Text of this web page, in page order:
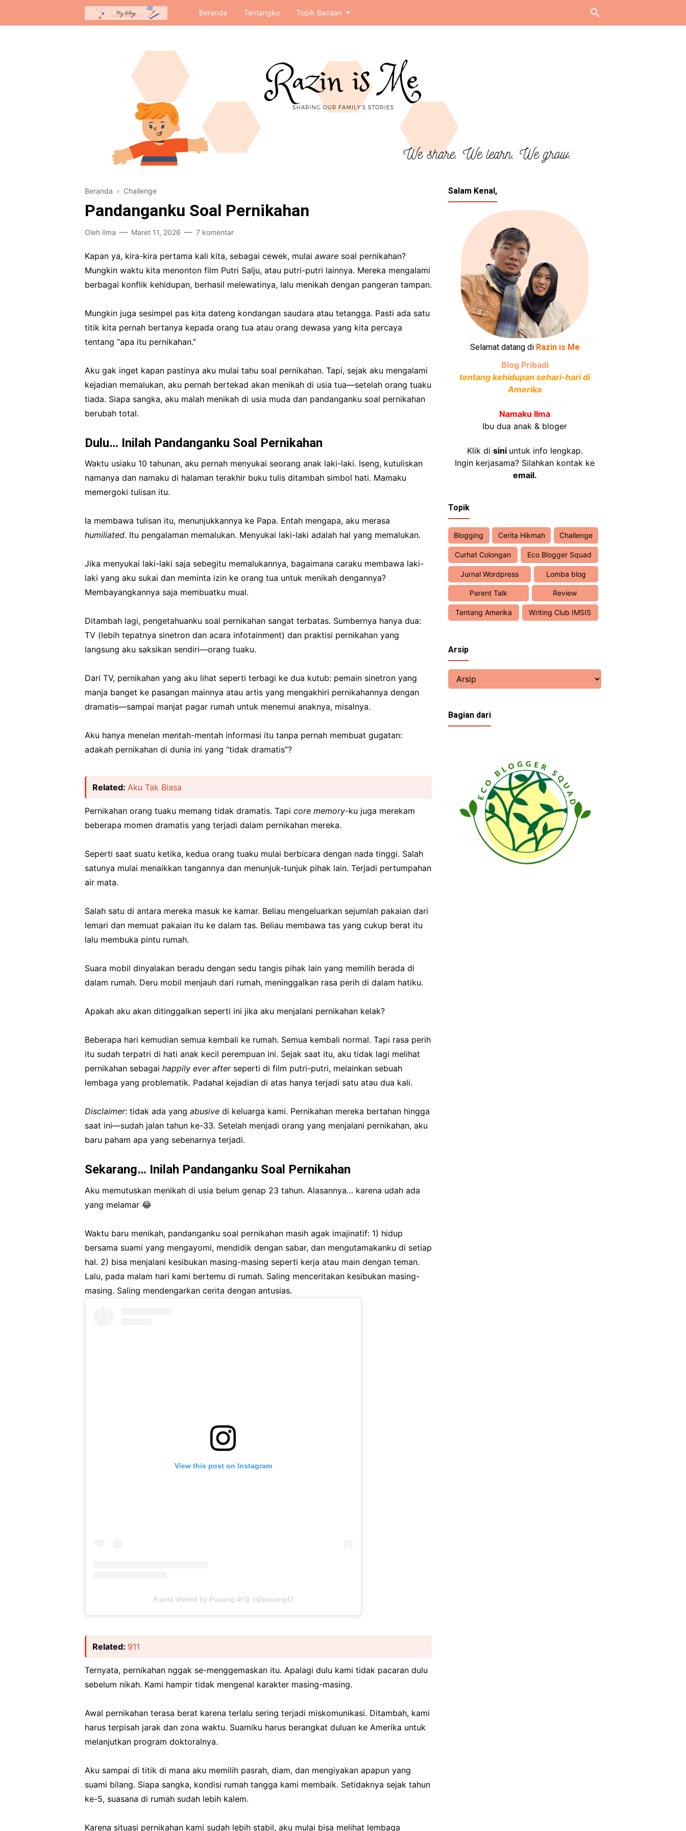
Beranda Tentangku Topik Bacaan
Beranda › Challenge
Pandanganku Soal Pernikahan
Oleh Ilma Maret 11, 2026 7 komentar
Kapan ya, kira-kira pertama kali kita, sebagai cewek, mulai aware soal pernikahan?
Mungkin waktu kita menonton film Putri Salju, atau putri-putri lainnya. Mereka mengalami
berbagai konflik kehidupan, berhasil melewatinya, lalu menikah dengan pangeran tampan.
Mungkin juga sesimpel pas kita dateng kondangan saudara atau tetangga. Pasti ada satu
titik kita pernah bertanya kepada orang tua atau orang dewasa yang kita percaya
tentang “apa itu pernikahan.”
Aku gak inget kapan pastinya aku mulai tahu soal pernikahan. Tapi, sejak aku mengalami
kejadian memalukan, aku pernah bertekad akan menikah di usia tua—setelah orang tuaku
tiada. Siapa sangka, aku malah menikah di usia muda dan pandanganku soal pernikahan
berubah total.
Dulu… Inilah Pandanganku Soal Pernikahan
Waktu usiaku 10 tahunan, aku pernah menyukai seorang anak laki-laki. Iseng, kutuliskan
namanya dan namaku di halaman terakhir buku tulis ditambah simbol hati. Mamaku
memergoki tulisan itu.
Ia membawa tulisan itu, menunjukkannya ke Papa. Entah mengapa, aku merasa
humiliated. Itu pengalaman memalukan. Menyukai laki-laki adalah hal yang memalukan.
Jika menyukai laki-laki saja sebegitu memalukannya, bagaimana caraku membawa laki-
laki yang aku sukai dan meminta izin ke orang tua untuk menikah dengannya?
Membayangkannya saja membuatku mual.
Ditambah lagi, pengetahuanku soal pernikahan sangat terbatas. Sumbernya hanya dua:
TV (lebih tepatnya sinetron dan acara infotainment) dan praktisi pernikahan yang
langsung aku saksikan sendiri—orang tuaku.
Dari TV, pernikahan yang aku lihat seperti terbagi ke dua kutub: pemain sinetron yang
manja banget ke pasangan mainnya atau artis yang mengakhiri pernikahannya dengan
dramatis—sampai manjat pagar rumah untuk menemui anaknya, misalnya.
Aku hanya menelan mentah-mentah informasi itu tanpa pernah membuat gugatan:
adakah pernikahan di dunia ini yang “tidak dramatis”?
Related: Aku Tak Biasa
Pernikahan orang tuaku memang tidak dramatis. Tapi core memory-ku juga merekam
beberapa momen dramatis yang terjadi dalam pernikahan mereka.
Seperti saat suatu ketika, kedua orang tuaku mulai berbicara dengan nada tinggi. Salah
satunya mulai menaikkan tangannya dan menunjuk-tunjuk pihak lain. Terjadi pertumpahan
air mata.
Salah satu di antara mereka masuk ke kamar. Beliau mengeluarkan sejumlah pakaian dari
lemari dan memuat pakaian itu ke dalam tas. Beliau membawa tas yang cukup berat itu
lalu membuka pintu rumah.
Suara mobil dinyalakan beradu dengan sedu tangis pihak lain yang memilih berada di
dalam rumah. Deru mobil menjauh dari rumah, meninggalkan rasa perih di dalam hatiku.
Apakah aku akan ditinggalkan seperti ini jika aku menjalani pernikahan kelak?
Beberapa hari kemudian semua kembali ke rumah. Semua kembali normal. Tapi rasa perih
itu sudah terpatri di hati anak kecil perempuan ini. Sejak saat itu, aku tidak lagi melihat
pernikahan sebagai happily ever afterseperti di film putri-putri, melainkan sebuah
lembaga yang problematik. Padahal kejadian di atas hanya terjadi satu atau dua kali.
Disclaimer: tidak ada yang abusive di keluarga kami. Pernikahan mereka bertahan hingga
saat ini—sudah jalan tahun ke-33. Setelah menjadi orang yang menjalani pernikahan, aku
baru paham apa yang sebenarnya terjadi.
Sekarang… Inilah Pandanganku Soal Pernikahan
Aku memutuskan menikah di usia belum genap 23 tahun. Alasannya… karena udah ada
yang melamar 😂
Waktu baru menikah, pandanganku soal pernikahan masih agak imajinatif: 1) hidup
bersama suami yang mengayomi, mendidik dengan sabar, dan mengutamakanku di setiap
hal. 2) bisa menjalani kesibukan masing-masing seperti kerja atau main dengan teman.
Lalu, pada malam hari kami bertemu di rumah. Saling menceritakan kesibukan masing-
masing. Saling mendengarkan cerita dengan antusias.
View this post on Instagram
A post shared by Puuung 퍼엉 (@puuung1)
Related: 911
Ternyata, pernikahan nggak se-menggemaskan itu. Apalagi dulu kami tidak pacaran dulu
sebelum nikah. Kami hampir tidak mengenal karakter masing-masing.
Awal pernikahan terasa berat karena terlalu sering terjadi miskomunikasi. Ditambah, kami
harus terpisah jarak dan zona waktu. Suamiku harus berangkat duluan ke Amerika untuk
melanjutkan program doktoralnya.
Aku sampai di titik di mana aku memilih pasrah, diam, dan mengiyakan apapun yang
suami bilang. Siapa sangka, kondisi rumah tangga kami membaik. Setidaknya sejak tahun
ke-5, suasana di rumah sudah lebih kalem.
Karena situasi pernikahan kami sudah lebih stabil, aku mulai bisa melihat lembaga
Salam Kenal,
Selamat datang di Razin is Me
Blog Pribadi
tentang kehidupan sehari-hari di
Amerika
Namaku Ilma
Ibu dua anak & bloger
Klik di sini untuk info lengkap.
Ingin kerjasama? Silahkan kontak ke
email.
Topik
Blogging Cerita Hikmah Challenge
Curhat Colongan Eco Blogger Squad
Jurnal Wordpress Lomba blog
Parent Talk Review
Tentang Amerika Writing Club IMSIS
Arsip
Bagian dari